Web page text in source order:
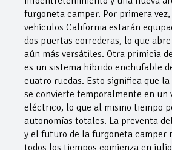
furgoneta camper. Por primera
vehículos California estarán
dos puertas correderas, lo que
aún más versátiles. Otra primicia
es un sistema híbrido enchufable
cuatro ruedas. Esto significa que
se convierte temporalmente en un
eléctrico, lo que al mismo tiempo
autonomías totales. La preventa
y el futuro de la furgoneta camper